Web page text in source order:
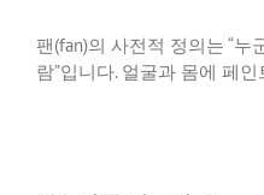
팬(fan)의 사전적 정의는 “
람”입니다. 얼굴과 몸에 페